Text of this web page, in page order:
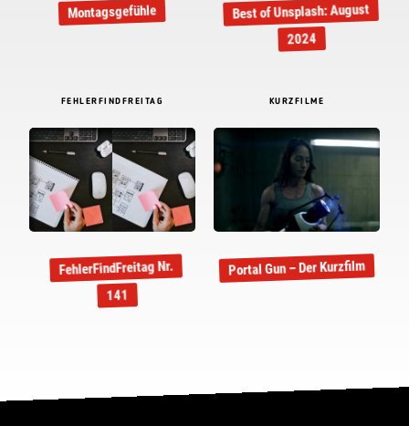
Montagsgefühle Best of Unsplash: August
2024
FEHLERFINDFREITAG
FehlerFindFreitag Nr.
141
KURZFILME
Portal Gun – Der Kurzfilm